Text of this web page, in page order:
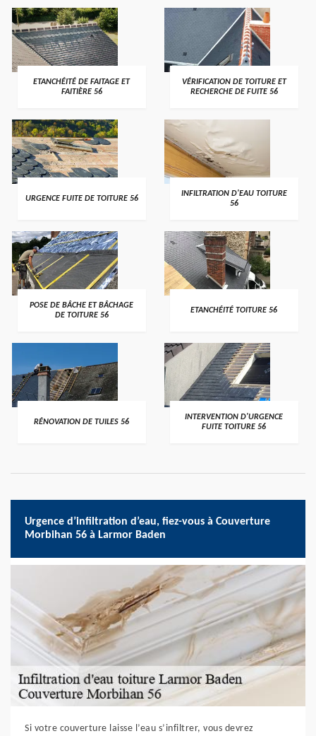
>
ETANCHÉITÉ DE FAITAGE ET
FAITIÈRE 56
>
VÉRIFICATION DE TOITURE ET
RECHERCHE DE FUITE 56
>
URGENCE FUITE DE TOITURE 56 >
INFILTRATION D'EAU TOITURE
56
>
POSE DE BÂCHE ET BÂCHAGE
DE TOITURE 56
>
ETANCHÉITÉ TOITURE 56
>
RÉNOVATION DE TUILES 56 >
INTERVENTION D'URGENCE
FUITE TOITURE 56
Urgence d’infiltration d’eau, fiez-vous à Couverture
Morbihan 56 à Larmor Baden
Si votre couverture laisse l’eau s’infiltrer, vous devrez